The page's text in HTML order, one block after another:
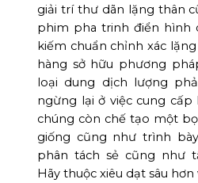
giải trí thư dãn lặng thân
phim pha trinh điển hình
kiếm chuẩn chỉnh xác
hàng sở hữu phương
loại dung dịch lượng
ngừng lại ở việc cung cấp
chúng còn chế tạo một
giống cũng như trình
phân tách sẻ cũng như
Hãy thuộc xiêu dạt sâu